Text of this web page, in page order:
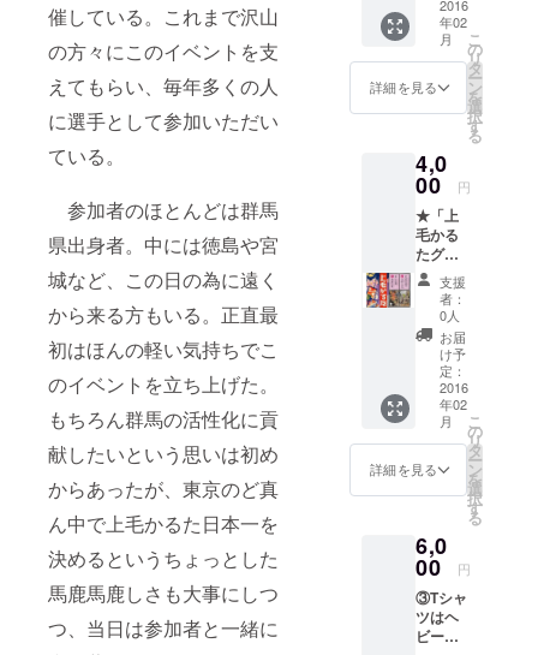
催している。これまで沢山
の方々にこのイベントを支
えてもらい、毎年多くの人
に選手として参加いただい
ている。
参加者のほとんどは群馬
県出身者。中には徳島や宮
城など、この日の為に遠く
から来る方もいる。正直最
初はほんの軽い気持ちでこ
のイベントを立ち上げた。
もちろん群馬の活性化に貢
献したいという思いは初め
からあったが、東京のど真
ん中で上毛かるた日本一を
決めるというちょっとした
馬鹿馬鹿しさも大事にしつ
つ、当日は参加者と一緒に
地域活性化
ティング事
』を開設。
さらには故
郷群馬の活
性化の一環
として、群
馬が持って
いる独特の
文化である
『上毛かる
た』を用い
てもっと県
をPRする目
的で2013年2
月に大人達
た日本一決
定戦『第1回
KING OF
JMK』を銀
2016
年02
月
詳細を見る
こ
の
リ
タ
ー
ン
を
選
択
す
る
4,0
00 円
★「上
毛かる
たグル
メス
トー
リー」
…群馬
県内の
飲食店
が、上
毛かる
たの札
を1枚選
び、そ
の札を
モチー
たメ
ニュー
を開
発、販
売提供
してい
支援
者：
0人
お届
け予
定：
2016
年02
月
詳細を見る
こ
の
リ
タ
ー
ン
を
選
択
す
る
6,0
00 円
③Tシャ
ツはヘ
ビー